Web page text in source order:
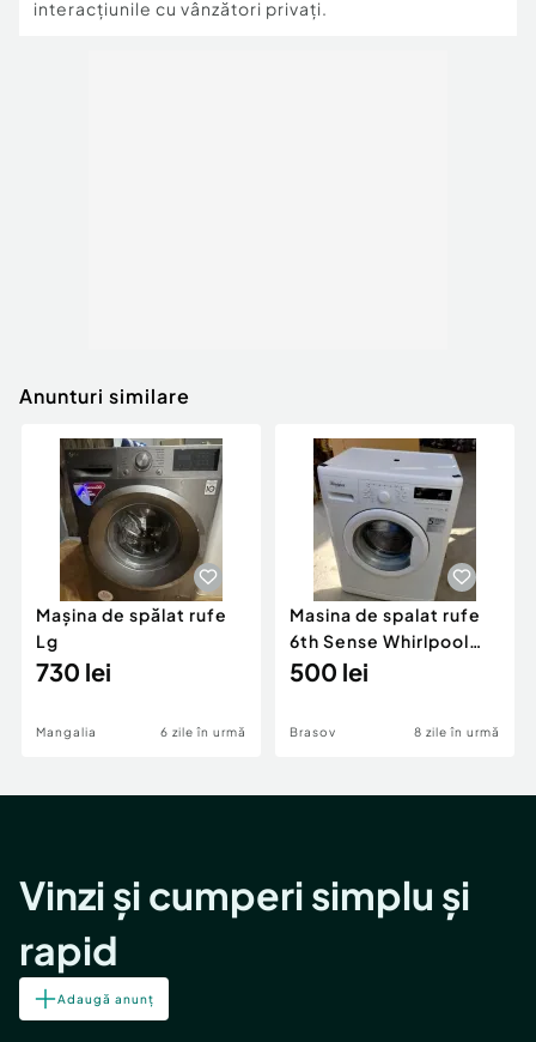
interacțiunile cu vânzători privați.
Anunturi similare
Mașina de spălat rufe
Lg
730 lei
Mangalia 6 zile în urmă
Masina de spalat rufe
6th Sense Whirlpool
AWO/C62200, 1200
500 lei
Brasov 8 zile în urmă
Vinzi și cumperi simplu și
rapid
Adaugă anunț